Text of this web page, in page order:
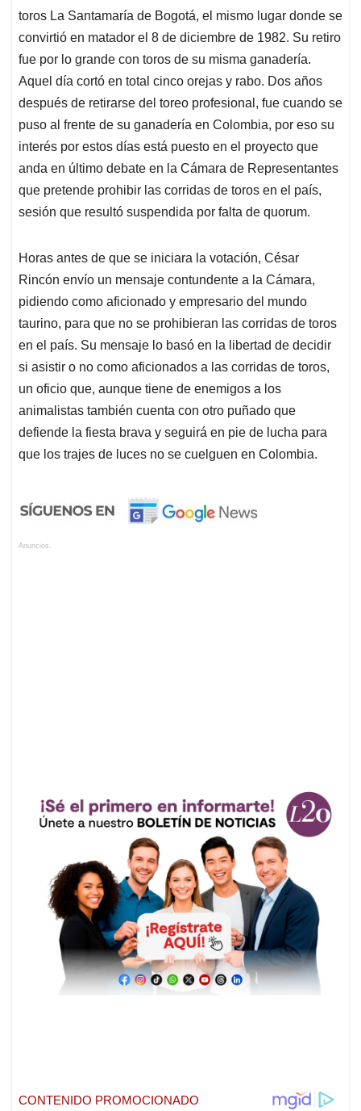
toros La Santamaría de Bogotá, el mismo lugar donde se
convirtió en matador el 8 de diciembre de 1982. Su retiro
fue por lo grande con toros de su misma ganadería.
Aquel día cortó en total cinco orejas y rabo. Dos años
después de retirarse del toreo profesional, fue cuando se
puso al frente de su ganadería en Colombia, por eso su
interés por estos días está puesto en el proyecto que
anda en último debate en la Cámara de Representantes
que pretende prohibir las corridas de toros en el país,
sesión que resultó suspendida por falta de quorum.
Horas antes de que se iniciara la votación, César
Rincón envío un mensaje contundente a la Cámara,
pidiendo como aficionado y empresario del mundo
taurino, para que no se prohibieran las corridas de toros
en el país. Su mensaje lo basó en la libertad de decidir
si asistir o no como aficionados a las corridas de toros,
un oficio que, aunque tiene de enemigos a los
animalistas también cuenta con otro puñado que
defiende la fiesta brava y seguirá en pie de lucha para
que los trajes de luces no se cuelguen en Colombia.
Anuncios.